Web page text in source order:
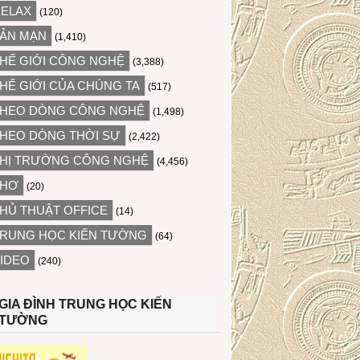
(120)
MẠN (1,410)
GIỚI CÔNG NGHỆ (3,388)
GIỚI CỦA CHÚNG TA (517)
DÒNG CÔNG NGHỆ (1,498)
DÒNG THỜI SỰ (2,422)
TRƯỜNG CÔNG NGHỆ (4,456)
(20)
THUẬT OFFICE (14)
HỌC KIẾN TƯỜNG (64)
(240)
ĐÌNH TRUNG HỌC KIẾN